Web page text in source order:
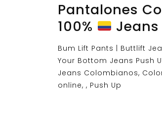
Pantalones
100%
Jeans
Bum Lift Pants | Buttlift
Your Bottom Jeans Push
Jeans Colombianos,
online, , Push Up